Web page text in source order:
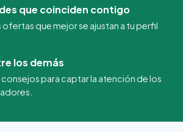
que coinciden contigo
ofertas que mejor se ajustan a tu perfil
los demás
para captar la atención de los